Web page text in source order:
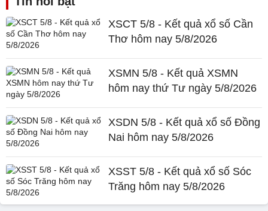
XSCT 5/8 - Kết quả xổ số Cần
Thơ hôm nay 5/8/2026
XSMN 5/8 - Kết quả XSMN
hôm nay thứ Tư ngày 5/8/2026
XSDN 5/8 - Kết quả xổ số Đồng
Nai hôm nay 5/8/2026
XSST 5/8 - Kết quả xổ số Sóc
Trăng hôm nay 5/8/2026